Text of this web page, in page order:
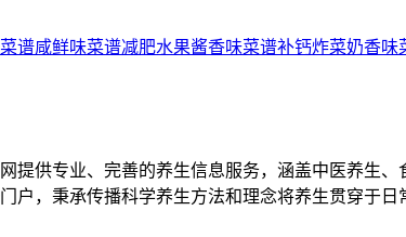
谱咸鲜味菜谱减肥水果酱香味菜谱补钙炸菜奶香味
供专业、完善的养生信息服务，涵盖中医养生
，秉承传播科学养生方法和理念将养生贯穿于